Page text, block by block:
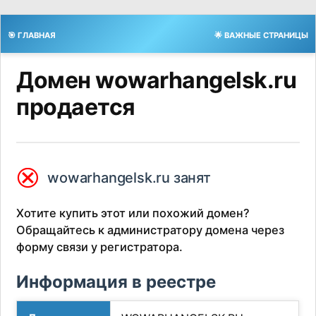
🎯 ГЛАВНАЯ 🌟 ВАЖНЫЕ СТРАНИЦЫ
Домен wowarhangelsk.ru
продается
⮿ wowarhangelsk.ru занят
Хотите купить этот или похожий домен?
Обращайтесь к администратору домена через
форму связи у регистратора.
Информация в реестре